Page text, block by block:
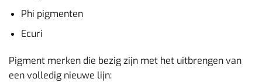
Phi pigmenten
Ecuri
Pigment merken die bezig zijn met het uitbrengen van
een volledig nieuwe lijn: